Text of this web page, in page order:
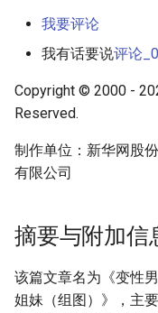
我要评论
我有话要说评论_0_
Copyright © 2000 -
Reserved.
制作单位：新华网
有限公司
摘要与附加信
该篇文章名为《变性
姐妹（组图）》，主